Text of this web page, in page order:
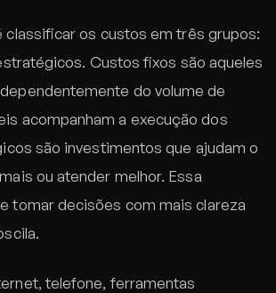
classificar os custos em três grupos:
Custos fixos são aqueles
do volume de
acompanham a execução dos
são investimentos que ajudam o
ou atender melhor. Essa
tomar decisões com mais clareza
telefone, ferramentas